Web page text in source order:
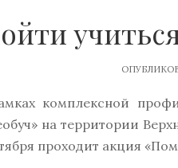
комплексной
на территории
проходит акция